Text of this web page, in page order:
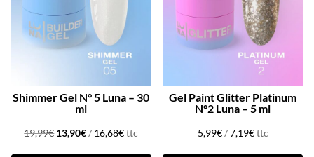
Shimmer Gel N° 5 Luna – 30
ml
19,99€ Le
13,90€Le
/ 16,68€ttc
Gel Paint Glitter Platinum
N°2 Luna – 5 ml
5,99€/7,19€ttc